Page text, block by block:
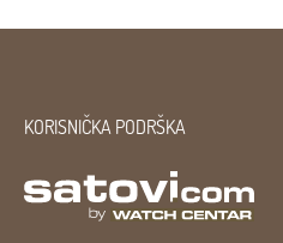
KORISNIČKA PODRŠKA